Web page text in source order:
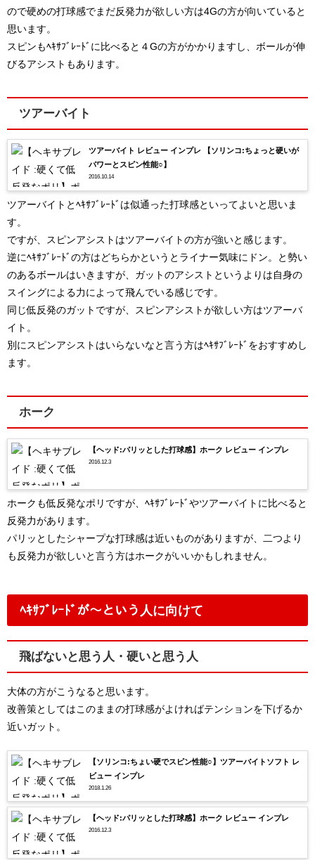
ので硬めの打球感でまだ反発力が欲しい方は4Gの方が向いていると
思います。
スピンもﾍｷｻﾌﾞﾚｰﾄﾞに比べると４Gの方がかかりますし、ボールが伸
びるアシストもあります。
ツアーバイト
ツアーバイト レビュー インプレ 【ソリンコ:ちょっと硬いが
パワーとスピン性能○】
2016.10.14
ツアーバイトとﾍｷｻﾌﾞﾚｰﾄﾞは似通った打球感といってよいと思いま
す。
ですが、スピンアシストはツアーバイトの方が強いと感じます。
逆にﾍｷｻﾌﾞﾚｰﾄﾞの方はどちらかというとライナー気味にドン。と勢い
のあるボールはいきますが、ガットのアシストというよりは自身の
スイングによる力によって飛んでいる感じです。
同じ低反発のガットですが、スピンアシストが欲しい方はツアーバ
イト。
別にスピンアシストはいらないなと言う方はﾍｷｻﾌﾞﾚｰﾄﾞをおすすめし
ます。
ホーク
【ヘッド:パリッとした打球感】ホーク レビュー インプレ
2016.12.3
ホークも低反発なポリですが、ﾍｷｻﾌﾞﾚｰﾄﾞやツアーバイトに比べると
反発力があります。
パリッとしたシャープな打球感は近いものがありますが、二つより
も反発力が欲しいと言う方はホークがいいかもしれません。
ﾍｷｻﾌﾞﾚｰﾄﾞが～という人に向けて
飛ばないと思う人・硬いと思う人
大体の方がこうなると思います。
改善策としてはこのままの打球感がよければテンションを下げるか
近いガット。
【ソリンコ:ちょい硬でスピン性能○】ツアーバイトソフト レ
ビュー インプレ
2018.1.26
【ヘッド:パリッとした打球感】ホーク レビュー インプレ
2016.12.3